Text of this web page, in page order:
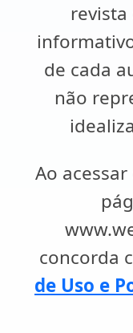
de cada
não
Ao
concorda
de Uso e